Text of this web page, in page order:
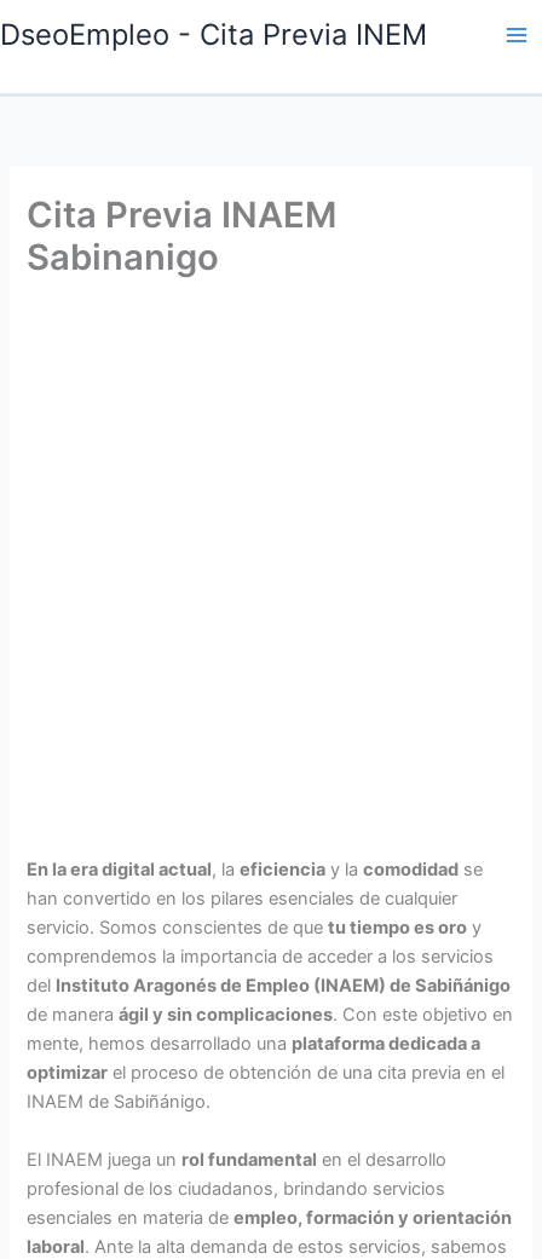
al
DseoEmpleo - Cita Previa INEM
Cita Previa INAEM
Sabinanigo
En la era digital actual, laeficiencia y lacomodidad se
han convertido en los pilares esenciales de cualquier
servicio. Somos conscientes de quetu tiempo es oro y
comprendemos la importancia de acceder a los servicios
del Instituto Aragonés de Empleo (INAEM) de Sabiñánigo
de maneraágil y sin complicaciones. Con este objetivo en
mente, hemos desarrollado una plataforma dedicada a
optimizar el proceso de obtención de una cita previa en el
INAEM de Sabiñánigo.
El INAEM juega un rol fundamental en el desarrollo
profesional de los ciudadanos, brindando servicios
esenciales en materia deempleo, formación y orientación
laboral. Ante la alta demanda de estos servicios, sabemos